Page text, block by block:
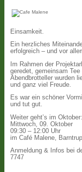
Einsamkeit.
Ein herzliches
erfolgreich – und vor
Im Rahmen der
geredet, gemeinsam
Abendbrotteller wurden
und ganz viel Freude.
Es war ein schöner
und tut gut.
Weiter geht’s im Oktober:
Mittwoch, 09. Oktober
09:30 – 12:00 Uhr
im Café Malene, Barntrup
Anmeldung & Infos bei
7747